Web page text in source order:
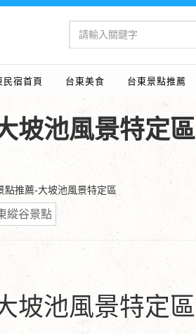
民宿首頁 台東美食 台東景點推薦
坡池風景特定區
點推薦-大坡池風景特定區
縱谷景點
坡池風景特定區